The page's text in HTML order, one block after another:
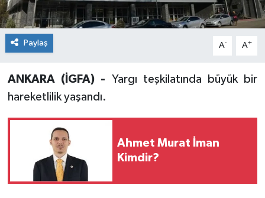
Paylaş A- A+
ANKARA (İGFA) - Yargı teşkilatında büyük bir
hareketlilik yaşandı.
Ahmet Murat İman
Kimdir?